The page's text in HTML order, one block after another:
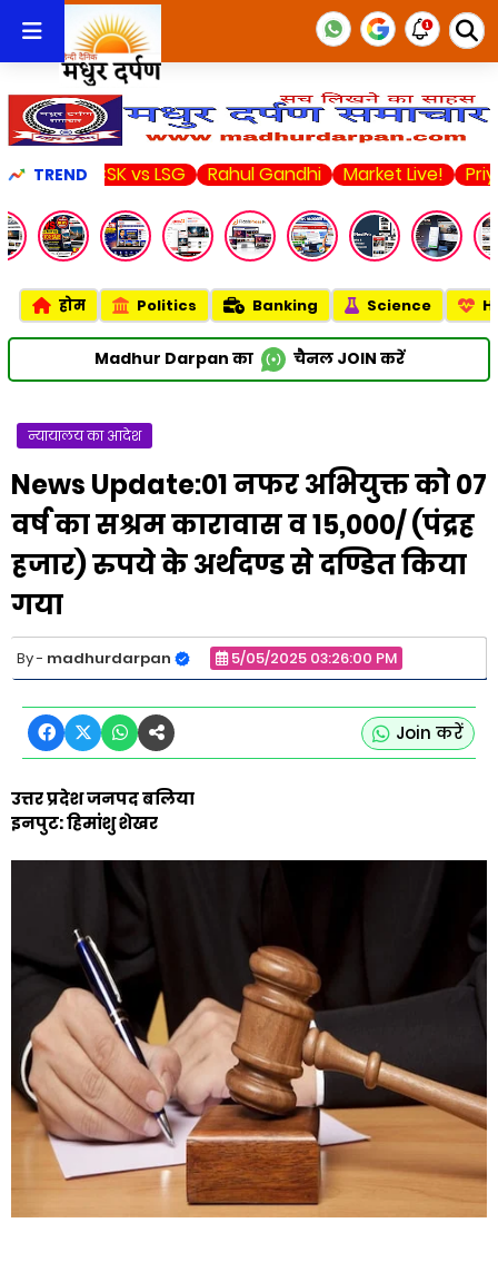
TREND
CSK vs LSG Rahul Gandhi Market Live! Priyanka
होम Politics Banking Science
Madhur Darpan का चैनल JOIN करें
न्यायालय का आदेश
News Update:01 नफर अभियुक्त को 07
वर्ष का सश्रम कारावास व 15,000/ (पंद्रह
हजार) रुपये के अर्थदण्ड से दण्डित किया
गया
madhurdarpan 5/05/2025 03:26:00 PM
Join करें
उत्तर प्रदेश जनपद बलिया
इनपुट: हिमांशु शेखर